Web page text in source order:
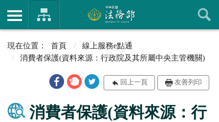
首頁
線上服務e點通
消費者保護(資料來源：行政院及其所屬中央主管機關)
回上一頁 友善列印
消費者保護(資料來源：行